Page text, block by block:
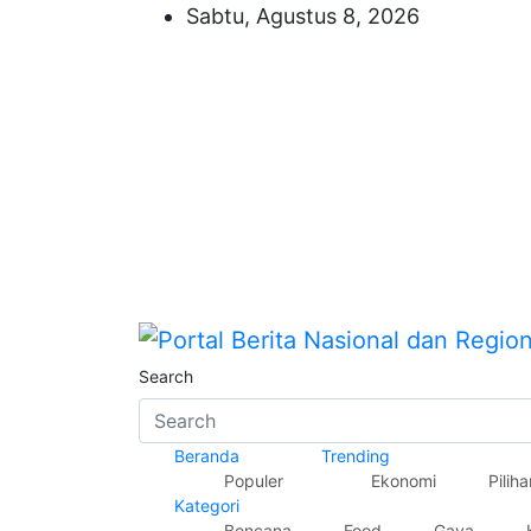
Sabtu, Agustus 8, 2026
Portal Berita Nasional
Search
Beranda
Populer
Trending
Ekonomi
Kategori